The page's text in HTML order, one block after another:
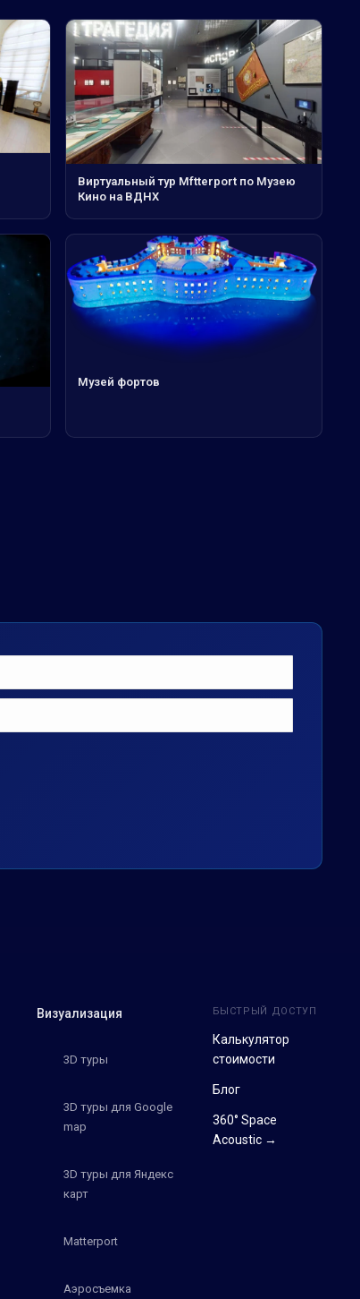
Виртуальный тур Mftterport по Музею
Кино на ВДНХ
Музей фортов
Визуализация
3D туры
3D туры для Google
map
3D туры для Яндекс
карт
Matterport
Аэросъемка
БЫСТРЫЙ ДОСТУП
Калькулятор
стоимости
Блог
360° Space
Acoustic →